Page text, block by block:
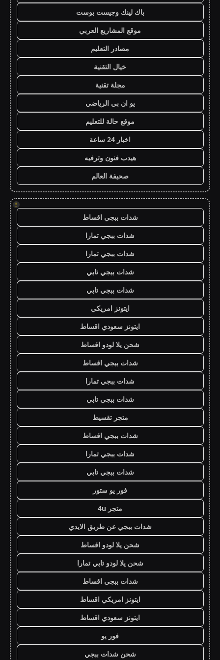
باك لينك وجيست بوست
موقع المشاريع العربي
مصادر التعليم
خيال التقنية
مجلة تقنية
يو ان بي الرياضي
موقع حالة للتعليم
اخبار 24 ساعة
هيدب فنون وترفيه
صحيفة العالم
!
شدات ببجي اقساط
شدات ببجي تمارا
شدات ببجي تمارا
شدات ببجي تابي
شدات ببجي تابي
ايتونز امريكي
ايتونز سعودي اقساط
شحن يلا لودو اقساط
شدات ببجي اقساط
شدات ببجي تمارا
شدات ببجي تابي
متجر تقسيط
شدات ببجي اقساط
شدات ببجي تمارا
شدات ببجي تابي
فور يو ستور
متجر 4u
شدات ببجي عن طريق الايدي
شحن يلا لودو اقساط
شحن يلا لودو تابي تمارا
شدات ببجي اقساط
ايتونز امريكي اقساط
ايتونز سعودي اقساط
فور يو
شحن شدات ببجي